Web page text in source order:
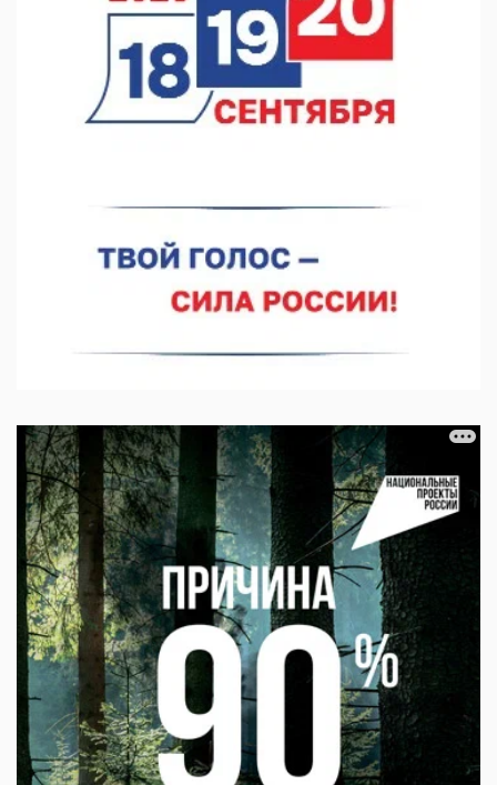
В Нижнем Новгороде прошло совещание Росгвардии
07.08.2026 12:04